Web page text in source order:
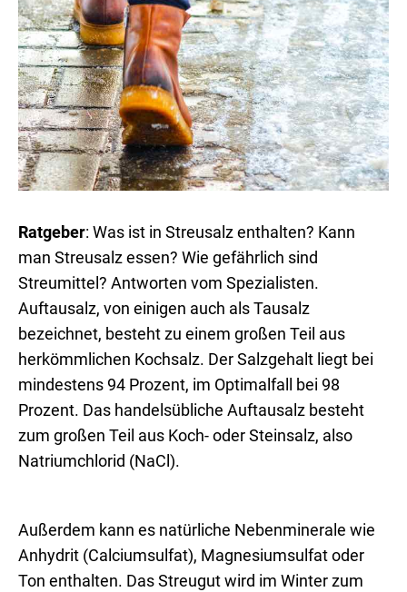
Ratgeber: Was ist in Streusalz enthalten? Kann
man Streusalz essen? Wie gefährlich sind
Streumittel? Antworten vom Spezialisten.
Auftausalz, von einigen auch als Tausalz
bezeichnet, besteht zu einem großen Teil aus
herkömmlichen Kochsalz. Der Salzgehalt liegt bei
mindestens 94 Prozent, im Optimalfall bei 98
Prozent. Das handelsübliche Auftausalz besteht
zum großen Teil aus Koch- oder Steinsalz, also
Natriumchlorid (NaCl).
Außerdem kann es natürliche Nebenminerale wie
Anhydrit (Calciumsulfat), Magnesiumsulfat oder
Ton enthalten. Das Streugut wird im Winter zum